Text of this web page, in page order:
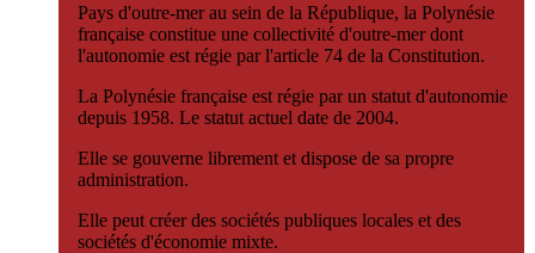
Pays d'outre-mer au sein de la République, la Polynésie
française constitue une collectivité d'outre-mer dont
l'autonomie est régie par l'article 74 de la Constitution.
La Polynésie française est régie par un statut d'autonomie
depuis 1958. Le statut actuel date de 2004.
Elle se gouverne librement et dispose de sa propre
administration.
Elle peut créer des sociétés publiques locales et des
sociétés d'économie mixte.